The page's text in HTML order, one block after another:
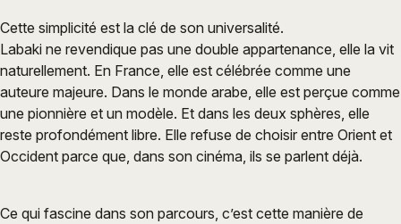
Cette simplicité est la clé de son universalité.
Labaki ne revendique pas une double appartenance, elle la vit
naturellement. En France, elle est célébrée comme une
auteure majeure. Dans le monde arabe, elle est perçue comme
une pionnière et un modèle. Et dans les deux sphères, elle
reste profondément libre. Elle refuse de choisir entre Orient et
Occident parce que, dans son cinéma, ils se parlent déjà.
Ce qui fascine dans son parcours, c’est cette manière de